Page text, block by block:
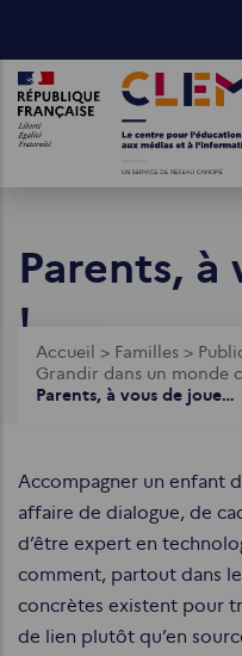
contenu
principal
Images Images
Parents,
!
Fil
d'Ariane
Accueil > Familles >
Grandir dans un monde
Parents, à vous de jouer !
Accompagner un enfant
affaire de dialogue, de
d’être expert en
comment, partout dans
concrètes existent pour
de lien plutôt qu’en